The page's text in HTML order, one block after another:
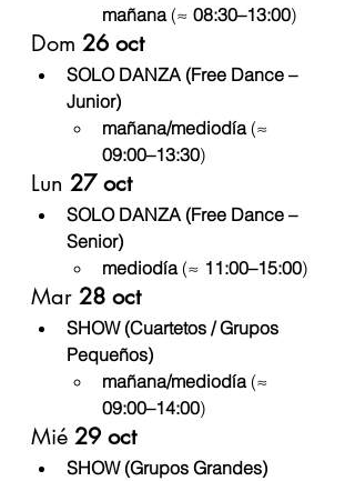
mañana (≈ 08:30–13:00)
Dom 26 oct
SOLO DANZA (Free Dance –
Junior)
mañana/mediodía (≈
09:00–13:30)
Lun 27 oct
SOLO DANZA (Free Dance –
Senior)
mediodía (≈ 11:00–15:00)
Mar 28 oct
SHOW (Cuartetos / Grupos
Pequeños)
mañana/mediodía (≈
09:00–14:00)
Mié 29 oct
SHOW (Grupos Grandes)